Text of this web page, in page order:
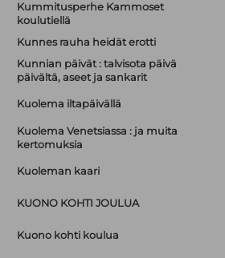
Kummitusperhe Kammoset
koulutiellä
Kunnes rauha heidät erotti
Kunnian päivät : talvisota päivä
päivältä, aseet ja sankarit
Kuolema iltapäivällä
Kuolema Venetsiassa : ja muita
kertomuksia
Kuoleman kaari
KUONO KOHTI JOULUA
Kuono kohti koulua